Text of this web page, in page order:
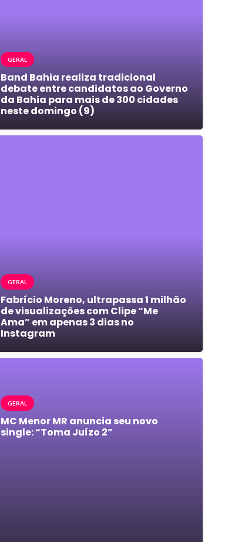
GERAL
Band Bahia realiza tradicional
debate entre candidatos ao Governo
da Bahia para mais de 300 cidades
neste domingo (9)
GERAL
Fabrício Moreno, ultrapassa 1 milhão
de visualizações com Clipe “Me
Ama” em apenas 3 dias no
Instagram
GERAL
MC Menor MR anuncia seu novo
single: “Toma Juízo 2”